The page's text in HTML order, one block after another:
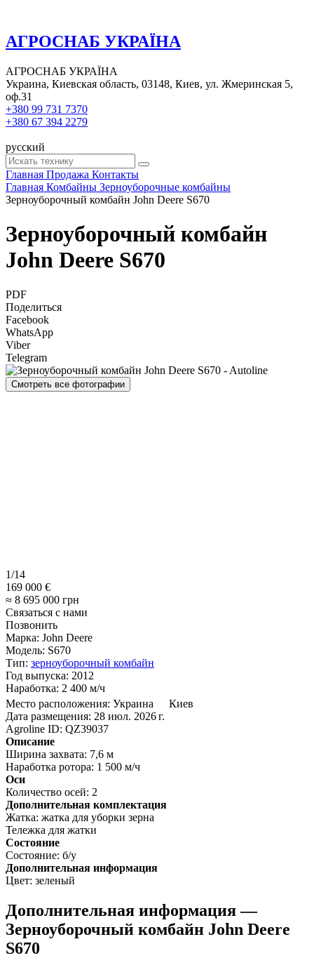
АГРОСНАБ УКРАЇНА
АГРОСНАБ УКРАЇНА
Украина, Киевская область, 03148, Киев, ул. Жмеринская 5,
оф.31
+380 99 731 7370
+380 67 394 2279
русский
Главная Продажа Контакты
Главная Комбайны Зерноуборочные комбайны
Зерноуборочный комбайн John Deere S670
Зерноуборочный комбайн
John Deere S670
PDF
Поделиться
Facebook
WhatsApp
Viber
Telegram
Смотреть все фотографии
1/14
169 000 €
≈ 8 695 000 грн
Связаться с нами
Позвонить
Марка: John Deere
Модель: S670
Тип: зерноуборочный комбайн
Год выпуска: 2012
Наработка: 2 400 м/ч
Место расположения: Украина
Киев
Дата размещения: 28 июл. 2026 г.
Agroline ID: QZ39037
Описание
Ширина захвата: 7,6 м
Наработка ротора: 1 500 м/ч
Оси
Количество осей: 2
Дополнительная комплектация
Жатка: жатка для уборки зерна
Тележка для жатки
Состояние
Состояние: б/у
Дополнительная информация
Цвет: зеленый
Дополнительная информация —
Зерноуборочный комбайн John Deere
S670